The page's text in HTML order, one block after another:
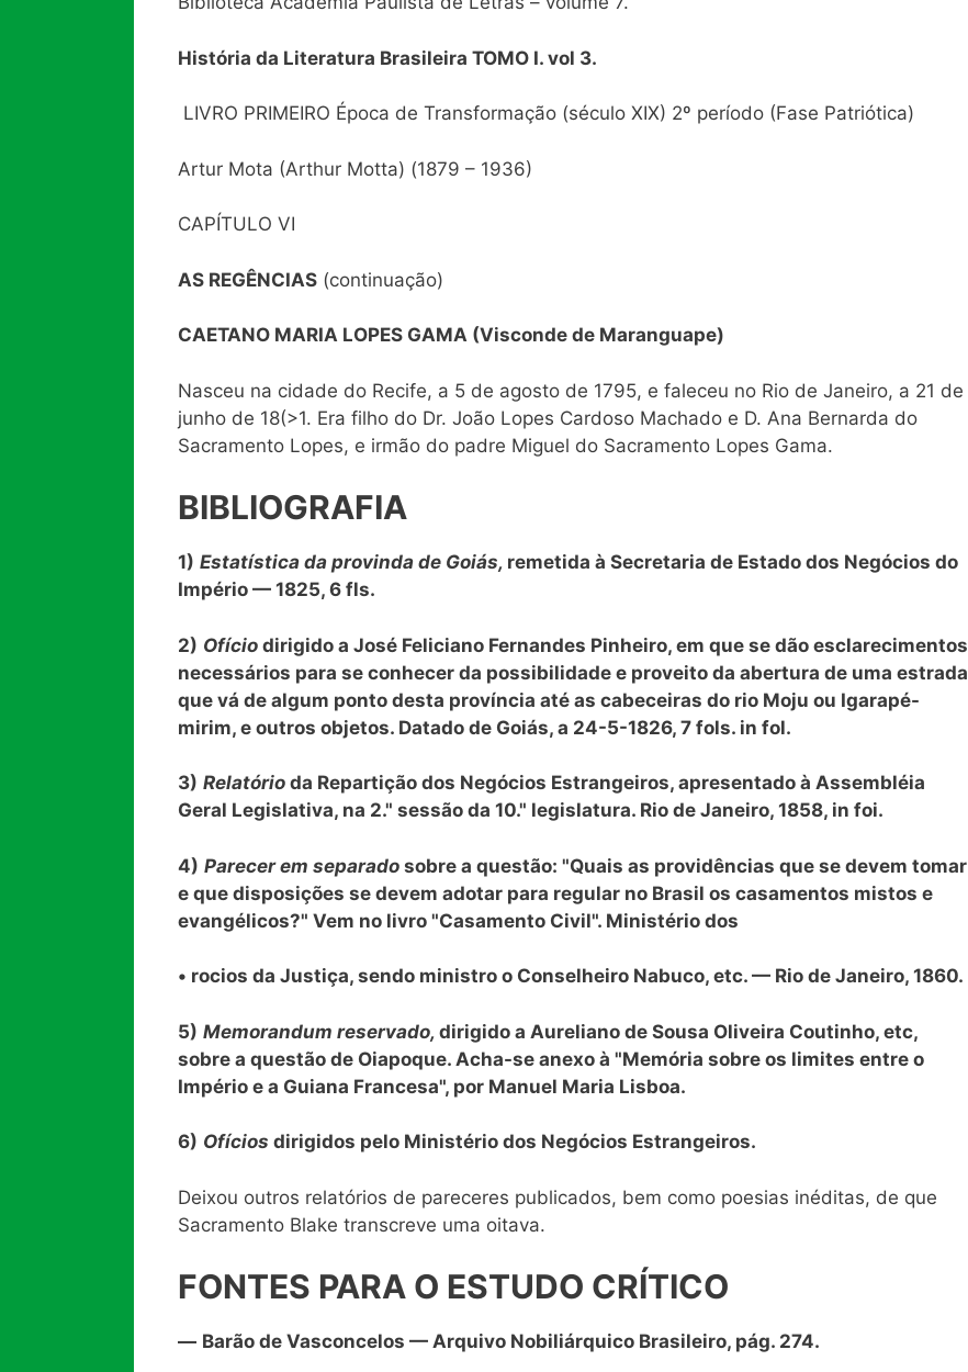
História da Literatura Brasileira TOMO I. vol 3.
LIVRO PRIMEIRO Época de Transformação (século XIX) 2º período (Fase Patriótica)
Artur Mota (Arthur Motta) (1879 – 1936)
CAPÍTULO VI
AS REGÊNCIAS (continuação)
CAETANO MARIA LOPES GAMA (Visconde de Maranguape)
Nasceu na cidade do Recife, a 5 de agosto de 1795, e faleceu no Rio de Janeiro, a 21 de
junho de 18(>1. Era filho do Dr. João Lopes Cardoso Machado e D. Ana Bernarda do
Sacramento Lopes, e irmão do padre Miguel do Sacramento Lopes Gama.
BIBLIOGRAFIA
1) Estatística da provinda de Goiás, remetida à Secretaria de Estado dos Negócios do
Império — 1825, 6 fls.
2) Ofício dirigido a José Feliciano Fernandes Pinheiro, em que se dão esclarecimentos
necessários para se conhecer da possibilidade e proveito da abertura de uma estrada
que vá de algum ponto desta província até as cabeceiras do rio Moju ou Igarapé-
mirim, e outros objetos. Datado de Goiás, a 24-5-1826, 7 fols. in fol.
3) Relatório da Repartição dos Negócios Estrangeiros, apresentado à Assembléia
Geral Legislativa, na 2." sessão da 10." legislatura. Rio de Janeiro, 1858, in foi.
4) Parecer em separado sobre a questão: "Quais as providências que se devem tomar
e que disposições se devem adotar para regular no Brasil os casamentos mistos e
evangélicos?" Vem no livro "Casamento Civil". Ministério dos
• rocios da Justiça, sendo ministro o Conselheiro Nabuco, etc. — Rio de Janeiro, 1860.
5) Memorandum reservado, dirigido a Aureliano de Sousa Oliveira Coutinho, etc,
sobre a questão de Oiapoque. Acha-se anexo à "Memória sobre os limites entre o
Império e a Guiana Francesa", por Manuel Maria Lisboa.
6) Ofícios dirigidos pelo Ministério dos Negócios Estrangeiros.
Deixou outros relatórios de pareceres publicados, bem como poesias inéditas, de que
Sacramento Blake transcreve uma oitava.
FONTES PARA O ESTUDO CRÍTICO
— Barão de Vasconcelos — Arquivo Nobiliárquico Brasileiro, pág. 274.